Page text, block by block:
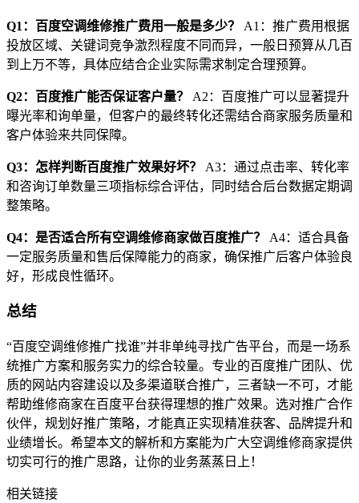
Q1：百度空调维修推广费用一般是多少？
A1：推广费用根据
投放区域、关键词竞争激烈程度不同而异，一般日预算从几百
到上万不等，具体应结合企业实际需求制定合理预算。
Q2：百度推广能否保证客户量？
A2：百度推广可以显著提升
曝光率和询单量，但客户的最终转化还需结合商家服务质量和
客户体验来共同保障。
Q3：怎样判断百度推广效果好坏？
A3：通过点击率、转化率
和咨询订单数量三项指标综合评估，同时结合后台数据定期调
整策略。
Q4：是否适合所有空调维修商家做百度推广？
A4：适合具备
一定服务质量和售后保障能力的商家，确保推广后客户体验良
好，形成良性循环。
总结
“百度空调维修推广找谁”并非单纯寻找广告平台，而是一场系
统推广方案和服务实力的综合较量。专业的百度推广团队、优
质的网站内容建设以及多渠道联合推广，三者缺一不可，才能
帮助维修商家在百度平台获得理想的推广效果。选对推广合作
伙伴，规划好推广策略，才能真正实现精准获客、品牌提升和
业绩增长。希望本文的解析和方案能为广大空调维修商家提供
切实可行的推广思路，让你的业务蒸蒸日上！
相关链接